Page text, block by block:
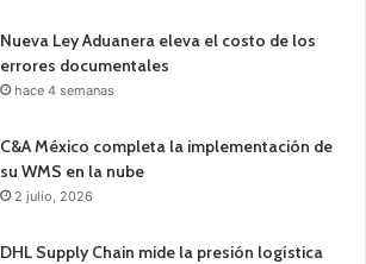
Nueva Ley Aduanera eleva el costo de los
errores documentales
hace 4 semanas
C&A México completa la implementación de
su WMS en la nube
2 julio, 2026
DHL Supply Chain mide la presión logística